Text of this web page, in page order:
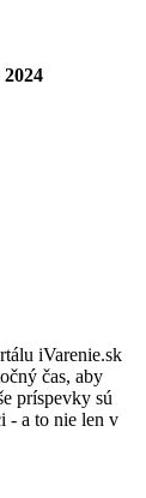
2024
iVarenie.sk
čas, aby
príspevky sú
- a to nie len v